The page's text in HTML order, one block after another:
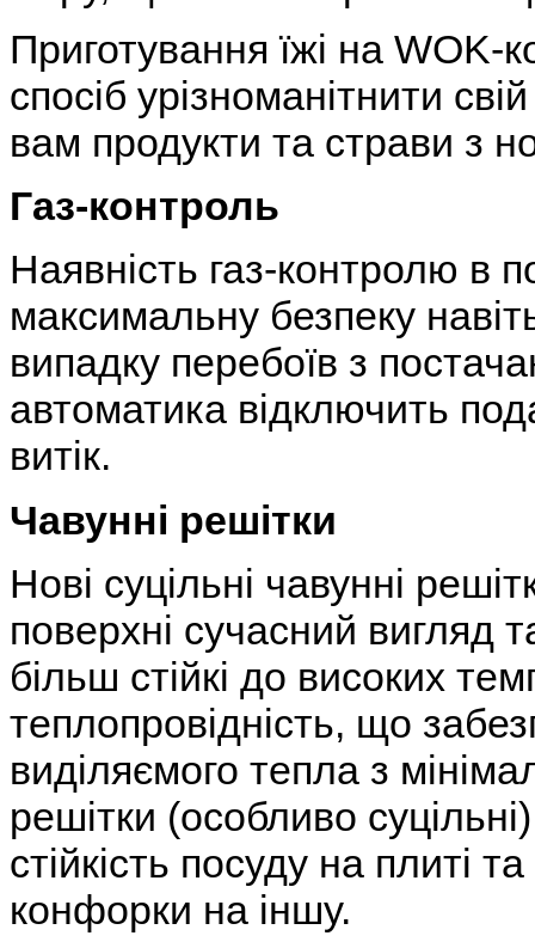
Приготування їжі на WOK-
спосіб урізноманітнити
вам продукти та страви з
Газ-контроль
Наявність газ-контролю в
максимальну безпеку
випадку перебоїв з
автоматика відключить
витік.
Чавунні решітки
Нові суцільні чавунні
поверхні сучасний вигляд
більш стійкі до високих
теплопровідність, що
виділяємого тепла з
решітки (особливо
стійкість посуду на плиті
конфорки на іншу.